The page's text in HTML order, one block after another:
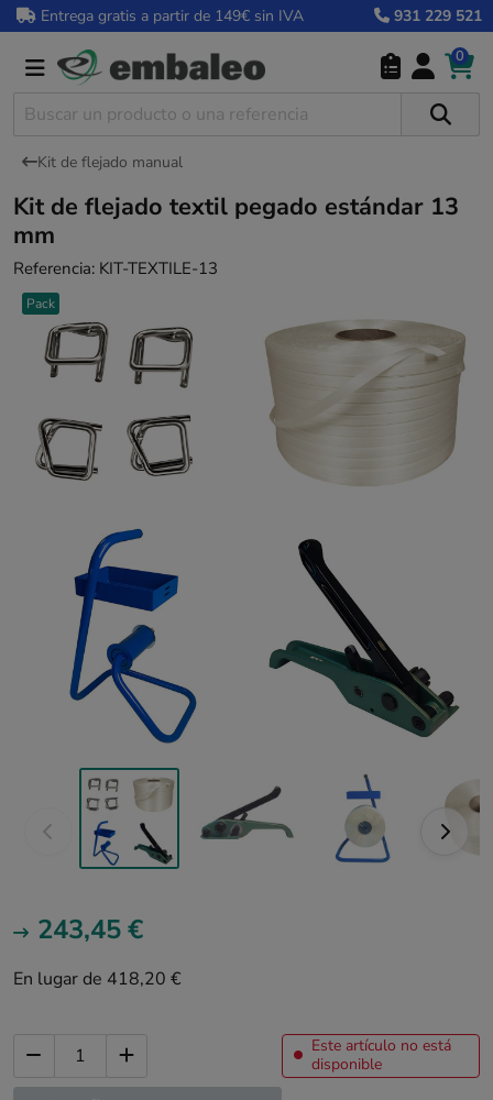
Entrega gratis a partir de 149€ sin IVA 931 229 521
0
Kit de flejado manual
Kit de flejado textil pegado estándar 13
mm
Referencia: KIT-TEXTILE-13
Pack
243,45 €
En lugar de 418,20 €
Este artículo no está
disponible